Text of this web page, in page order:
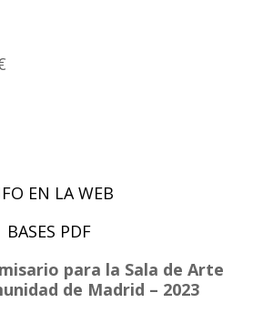
EN LA WEB
BASES PDF
para la Sala de Arte
de Madrid – 2023